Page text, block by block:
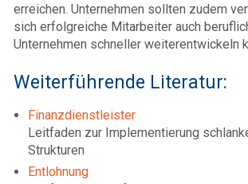
erreichen. Unternehmen sollten zudem
sich erfolgreiche Mitarbeiter auch
Unternehmen schneller weiterentwickeln
Weiterführende Literatur:
Finanzdienstleister
Leitfaden zur Implementierung
Strukturen
Entlohnung